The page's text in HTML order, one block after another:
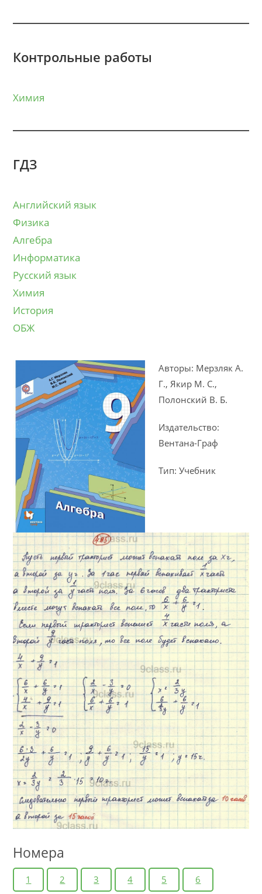
Контрольные работы
Химия
ГДЗ
Английский язык
Физика
Алгебра
Информатика
Русский язык
Химия
История
ОБЖ
Авторы: Мерзляк А.
Г., Якир М. С.,
Полонский В. Б.
Издательство:
Вентана-Граф
Тип: Учебник
Номера
1 2 3 4 5 6